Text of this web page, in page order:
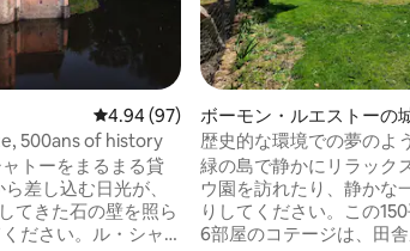
レビュー97件、5つ星中4.94つ星の平
4.94 (97)
500ans of history
トーをまるまる貸
差し込む日光が、
てきた石の壁を照ら
ださい。ル・シャ
ボーモン・ルエストーの
歴史的な環境での夢のよ
緑の島で静かにリラック
ウ園を訪れたり、静かな
りしてください。この
6部屋のコテージは、田